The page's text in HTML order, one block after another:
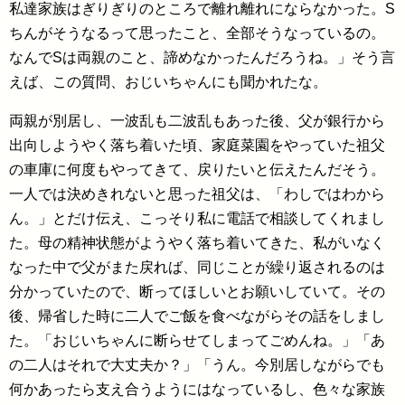
私達家族はぎりぎりのところで離れ離れにならなかった。S
ちんがそうなるって思ったこと、全部そうなっているの。
なんでSは両親のこと、諦めなかったんだろうね。」そう言
えば、この質問、おじいちゃんにも聞かれたな。
両親が別居し、一波乱も二波乱もあった後、父が銀行から
出向しようやく落ち着いた頃、家庭菜園をやっていた祖父
の車庫に何度もやってきて、戻りたいと伝えたんだそう。
一人では決めきれないと思った祖父は、「わしではわから
ん。」とだけ伝え、こっそり私に電話で相談してくれまし
た。母の精神状態がようやく落ち着いてきた、私がいなく
なった中で父がまた戻れば、同じことが繰り返されるのは
分かっていたので、断ってほしいとお願いしていて。その
後、帰省した時に二人でご飯を食べながらその話をしまし
た。「おじいちゃんに断らせてしまってごめんね。」「あ
の二人はそれで大丈夫か？」「うん。今別居しながらでも
何かあったら支え合うようにはなっているし、色々な家族